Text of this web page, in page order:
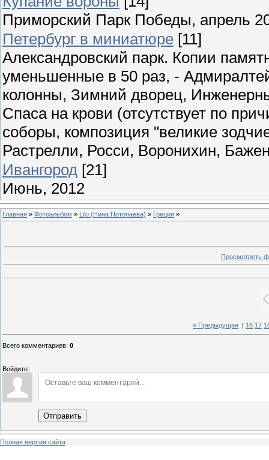
Приморский Парк Победы, апрель
Петербург в миниатюре [11]
Александровский парк. Копии
уменьшенные в 50 раз, -
колонны, Зимний дворец,
Спаса на крови (отсутствует по
соборы, композиция "великие
Растрелли, Росси, Воронихин,
Ивангород [21]
Июнь, 2012
Главная » Фотоальбом » Lilu (Нина Потопаева) » Греция »
Просмотреть
« Предыдущая 16 17
Всего комментариев: 0
Войдите:
Отправить
Полная версия сайта